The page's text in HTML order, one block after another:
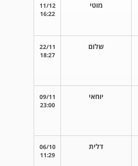
מוטי
11/12
16:22
שלום
22/11
18:27
יוחאי
09/11
23:00
דלית
06/10
11:29